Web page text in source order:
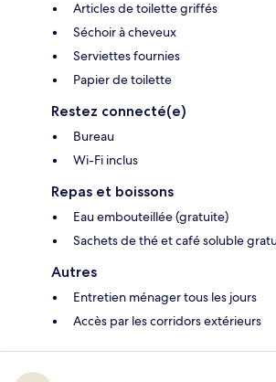
Articles de toilette griffés
Séchoir à cheveux
Serviettes fournies
Papier de toilette
Restez connecté(e)
Bureau
Wi-Fi inclus
Repas et boissons
Eau embouteillée (gratuite)
Sachets de thé et café soluble
Autres
Entretien ménager tous les jours
Accès par les corridors extérieurs